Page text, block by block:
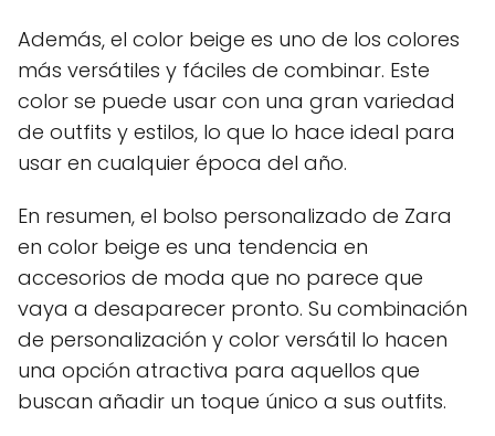
Además, el color beige es uno de los colores
más versátiles y fáciles de combinar. Este
color se puede usar con una gran variedad
de outfits y estilos, lo que lo hace ideal para
usar en cualquier época del año.
En resumen, el bolso personalizado de Zara
en color beige es una tendencia en
accesorios de moda que no parece que
vaya a desaparecer pronto. Su combinación
de personalización y color versátil lo hacen
una opción atractiva para aquellos que
buscan añadir un toque único a sus outfits.